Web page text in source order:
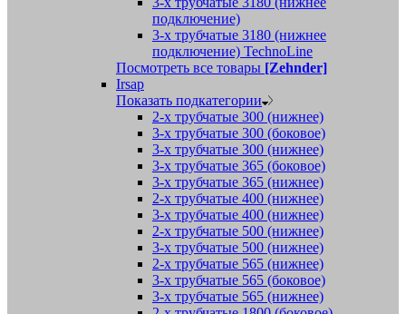
подключение)
3-х трубчатые 3180 (нижнее
подключение) TechnoLine
Посмотреть все товары [Zehnder]
Irsap
Показать подкатегории
2-х трубчатые 300 (нижнее)
3-х трубчатые 300 (боковое)
3-х трубчатые 300 (нижнее)
3-х трубчатые 365 (боковое)
3-х трубчатые 365 (нижнее)
2-х трубчатые 400 (нижнее)
3-х трубчатые 400 (нижнее)
2-х трубчатые 500 (нижнее)
3-х трубчатые 500 (нижнее)
2-х трубчатые 565 (нижнее)
3-х трубчатые 565 (боковое)
3-х трубчатые 565 (нижнее)